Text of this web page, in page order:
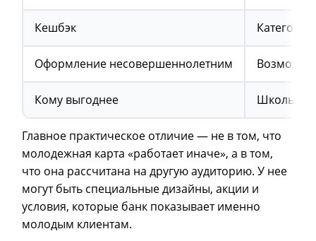
Кешбэк
Оформление несовершеннолетним Возможны
Кому выгоднее
Главное практическое отличие — не в том, что
молодежная карта «работает иначе», а в том,
что она рассчитана на другую аудиторию. У нее
могут быть специальные дизайны, акции и
условия, которые банк показывает именно
молодым клиентам.